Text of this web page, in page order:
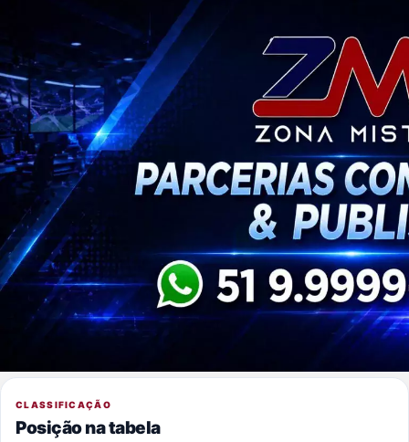
CLASSIFICAÇÃO
Posição na tabela